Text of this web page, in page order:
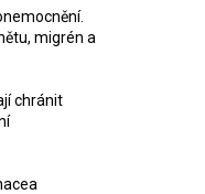
migrén a
chránit